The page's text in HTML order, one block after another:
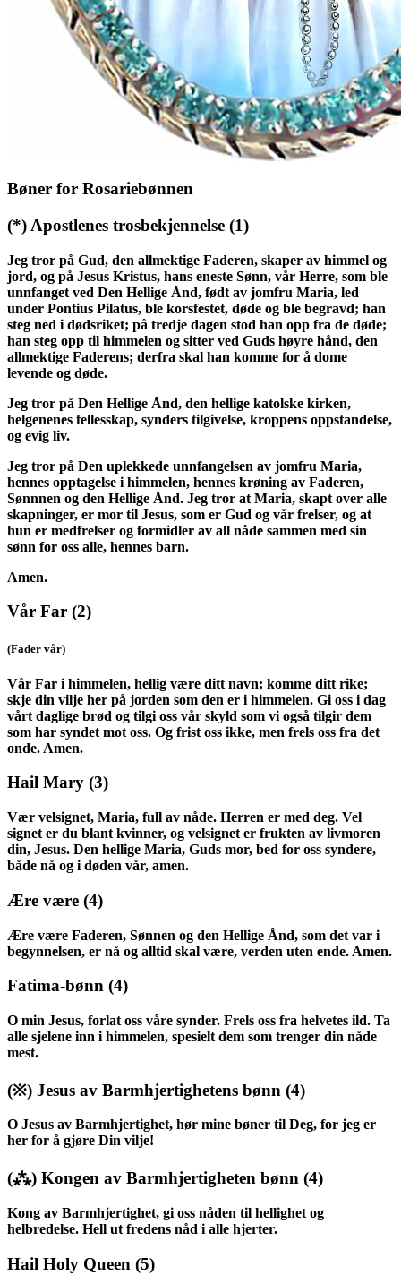
Rosarieperler
Dersom du ikke har rosarieperler, er det helt greit å telle med
fingrene dine. Å telle perlene frigjør sinnet og hjelper deg til å
Bøner for Rosariebønnen
(*) Apostlenes trosbekjennelse (1)
Jeg tror på Gud, den allmektige Faderen, skaper av himmel og
jord, og på Jesus Kristus, hans eneste Sønn, vår Herre, som ble
unnfanget ved Den Hellige Ånd, født av jomfru Maria, led
under Pontius Pilatus, ble korsfestet, døde og ble begravd; han
steg ned i dødsriket; på tredje dagen stod han opp fra de døde;
han steg opp til himmelen og sitter ved Guds høyre hånd, den
allmektige Faderens; derfra skal han komme for å dome
levende og døde.
Jeg tror på Den Hellige Ånd, den hellige katolske kirken,
helgenenes fellesskap, synders tilgivelse, kroppens oppstandelse,
og evig liv.
Jeg tror på Den uplekkede unnfangelsen av jomfru Maria,
hennes opptagelse i himmelen, hennes krøning av Faderen,
Sønnnen og den Hellige Ånd. Jeg tror at Maria, skapt over alle
skapninger, er mor til Jesus, som er Gud og vår frelser, og at
hun er medfrelser og formidler av all nåde sammen med sin
sønn for oss alle, hennes barn.
Amen.
Vår Far (2)
(Fader vår)
Vår Far i himmelen, hellig være ditt navn; komme ditt rike;
skje din vilje her på jorden som den er i himmelen. Gi oss i dag
vårt daglige brød og tilgi oss vår skyld som vi også tilgir dem
som har syndet mot oss. Og frist oss ikke, men frels oss fra det
onde. Amen.
Hail Mary (3)
Vær velsignet, Maria, full av nåde. Herren er med deg. Vel
signet er du blant kvinner, og velsignet er frukten av livmoren
din, Jesus. Den hellige Maria, Guds mor, bed for oss syndere,
både nå og i døden vår, amen.
Ære være (4)
Ære være Faderen, Sønnen og den Hellige Ånd, som det var i
begynnelsen, er nå og alltid skal være, verden uten ende. Amen.
Fatima-bønn (4)
O min Jesus, forlat oss våre synder. Frels oss fra helvetes ild. Ta
alle sjelene inn i himmelen, spesielt dem som trenger din nåde
mest.
(※) Jesus av Barmhjertighetens bønn (4)
O Jesus av Barmhjertighet, hør mine bøner til Deg, for jeg er
her for å gjøre Din vilje!
(⁂) Kongen av Barmhjertigheten bønn (4)
Kong av Barmhjertighet, gi oss nåden til hellighet og
helbredelse. Hell ut fredens nåd i alle hjerter.
Hail Holy Queen (5)